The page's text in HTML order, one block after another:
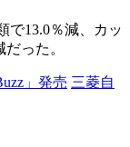
で13.0％減、カッ
った。
」発売 三菱自